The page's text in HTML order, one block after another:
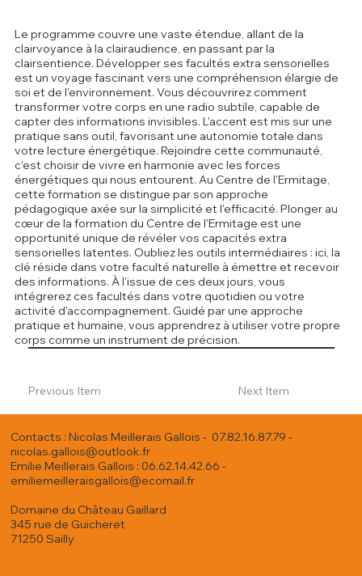
Previous Item Next Item
Le programme couvre une vaste étendue, allant de la
clairvoyance à la clairaudience, en passant par la
clairsentience. Développer ses facultés extra sensorielles
est un voyage fascinant vers une compréhension élargie de
soi et de l'environnement. Vous découvrirez comment
transformer votre corps en une radio subtile, capable de
capter des informations invisibles. L'accent est mis sur une
pratique sans outil, favorisant une autonomie totale dans
votre lecture énergétique. Rejoindre cette communauté,
c'est choisir de vivre en harmonie avec les forces
énergétiques qui nous entourent. Au Centre de l'Ermitage,
cette formation se distingue par son approche
pédagogique axée sur la simplicité et l'efficacité. Plonger au
cœur de la formation du Centre de l'Ermitage est une
opportunité unique de révéler vos capacités extra
sensorielles latentes. Oubliez les outils intermédiaires : ici, la
clé réside dans votre faculté naturelle à émettre et recevoir
des informations. À l'issue de ces deux jours, vous
intégrerez ces facultés dans votre quotidien ou votre
activité d'accompagnement. Guidé par une approche
pratique et humaine, vous apprendrez à utiliser votre propre
corps comme un instrument de précision.
Contacts : Nicolas Meillerais Gallois - 07.82.16.87.79 -
nicolas.gallois@outlook.fr
Emilie Meillerais Gallois : 06.62.14.42.66 -
emiliemeilleraisgallois@ecomail.fr
Domaine du Château Gaillard
345 rue de Guicheret
71250 Sailly